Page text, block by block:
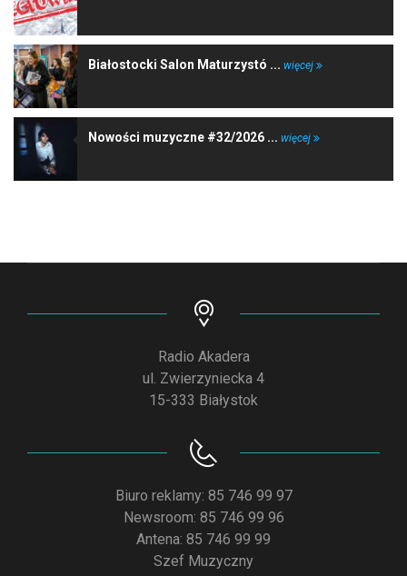
Białostocki Salon Maturzystó ... więcej
Nowości muzyczne #32/2026 ... więcej
Radio Akadera
ul. Zwierzyniecka 4
15-333 Białystok
Biuro reklamy: 85 746 99 97
Newsroom: 85 746 99 96
Antena: 85 746 99 99
Szef Muzyczny